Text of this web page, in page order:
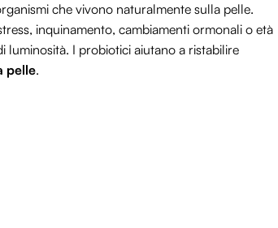
che vivono naturalmente sulla pelle.
inquinamento, cambiamenti ormonali o età
I probiotici aiutano a ristabilire
pelle.